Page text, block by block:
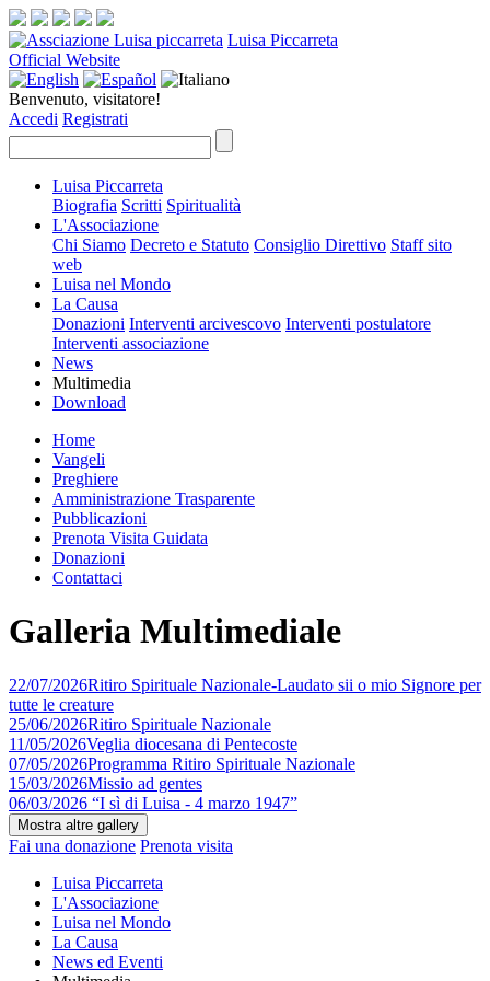
Luisa Piccarreta
Official Website
Benvenuto, visitatore!
Accedi Registrati
Luisa Piccarreta
Biografia Scritti Spiritualità
L'Associazione
Chi Siamo Decreto e Statuto Consiglio Direttivo Staff sito
web
Luisa nel Mondo
La Causa
Donazioni Interventi arcivescovo Interventi postulatore
Interventi associazione
News
Multimedia
Download
Home
Vangeli
Preghiere
Amministrazione Trasparente
Pubblicazioni
Prenota Visita Guidata
Donazioni
Contattaci
Galleria Multimediale
22/07/2026Ritiro Spirituale Nazionale-Laudato sii o mio Signore per
tutte le creature
25/06/2026Ritiro Spirituale Nazionale
11/05/2026Veglia diocesana di Pentecoste
07/05/2026Programma Ritiro Spirituale Nazionale
15/03/2026Missio ad gentes
06/03/2026 “I sì di Luisa - 4 marzo 1947”
Fai una donazione Prenota visita
Luisa Piccarreta
L'Associazione
Luisa nel Mondo
La Causa
News ed Eventi